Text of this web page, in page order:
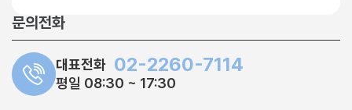
문의전화
대표전화 02-2260-7114
평일 08:30 ~ 17:30